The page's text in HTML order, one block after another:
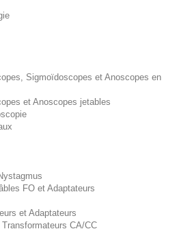
Sigmoïdoscopes et Anoscopes en
et Anoscopes jetables
FO et Adaptateurs
et Adaptateurs
CA/CC